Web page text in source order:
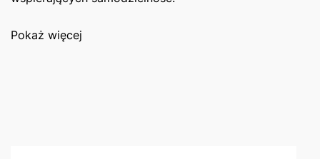
Pokaż więcej